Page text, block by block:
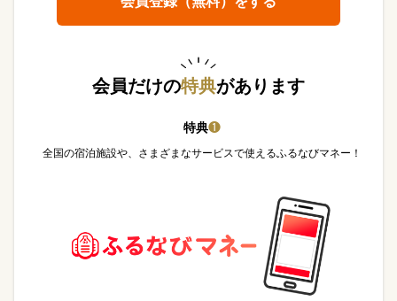
会員だけの特典があります
特典❶
全国の宿泊施設や、さまざまなサービスで使えるふるなびマネー！